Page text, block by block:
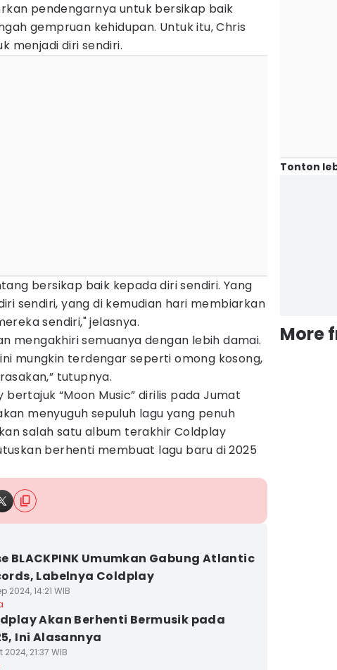
pendengarnya untuk bersikap baik
gempruan kehidupan. Untuk itu, Chris
menjadi diri sendiri.
bersikap baik kepada diri sendiri. Yang
sendiri, yang di kemudian hari membiarkan
sendiri," jelasnya.
mengakhiri semuanya dengan lebih damai.
mungkin terdengar seperti omong kosong,
tutupnya.
“Moon Music” dirilis pada Jumat
menyuguh sepuluh lagu yang penuh
salah satu album terakhir Coldplay
berhenti membuat lagu baru di 2025
BLACKPINK Umumkan Gabung Atlantic
Labelnya Coldplay
2024, 14:21 WIB
Akan Berhenti Bermusik pada
Ini Alasannya
2024, 21:37 WIB
Tonton
More